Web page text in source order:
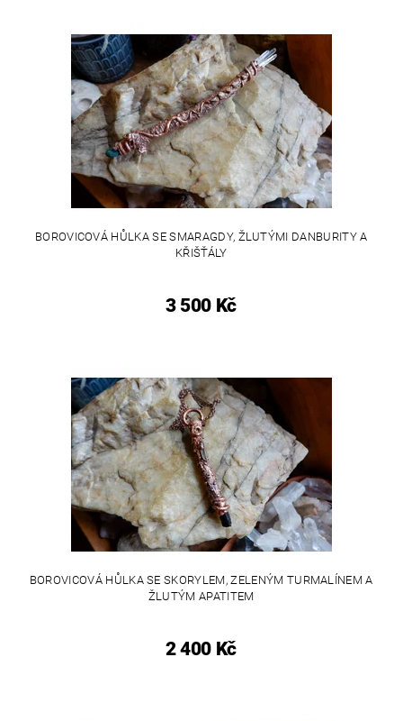
BOROVICOVÁ HŮLKA SE SMARAGDY, ŽLUTÝMI DANBURITY A
KŘIŠŤÁLY
3 500 Kč
BOROVICOVÁ HŮLKA SE SKORYLEM, ZELENÝM TURMALÍNEM A
ŽLUTÝM APATITEM
2 400 Kč